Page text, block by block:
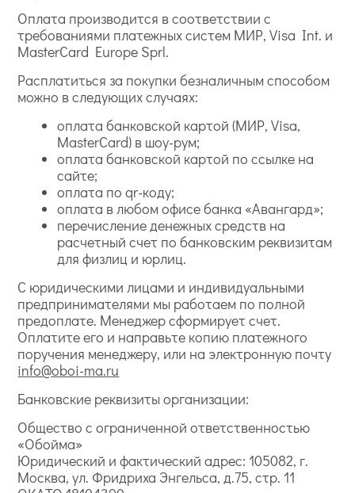
Оплата производится в соответствии с
требованиями платежных систем МИР, Visa Int. и
MasterCard Europe Sprl.
Расплатиться за покупки безналичным способом
можно в следующих случаях:
оплата банковской картой (МИР, Visa,
MasterCard) в шоу-рум;
оплата банковской картой по ссылке на
сайте;
оплата по qr-коду;
оплата в любом офисе банка «Авангард»;
перечисление денежных средств на
расчетный счет по банковским реквизитам
для физлиц и юрлиц.
С юридическими лицами и индивидуальными
предпринимателями мы работаем по полной
предоплате. Менеджер сформирует счет.
Оплатите его и направьте копию платежного
поручения менеджеру, или на электронную почту
info@oboi-ma.ru
Банковские реквизиты организации:
Общество с ограниченной ответственностью
«Обойма»
Юридический и фактический адрес: 105082, г.
Москва, ул. Фридриха Энгельса, д.75, стр. 11